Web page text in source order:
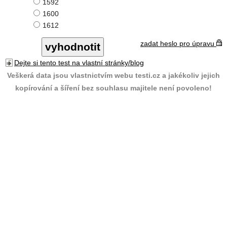
1592
1600
1612
zadat heslo pro úpravu
Dejte si tento test na vlastní stránky/blog
Veškerá data jsou vlastnictvím webu testi.cz a jakékoliv jejich
kopírování a šíření bez souhlasu majitele není povoleno!